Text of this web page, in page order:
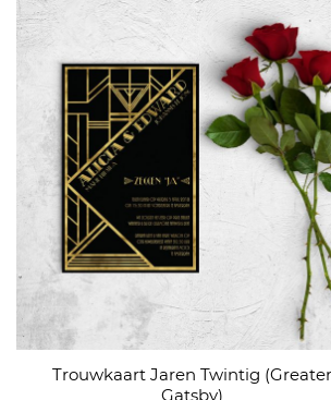
Trouwkaart Jaren Twintig (Greater
Gatsby)